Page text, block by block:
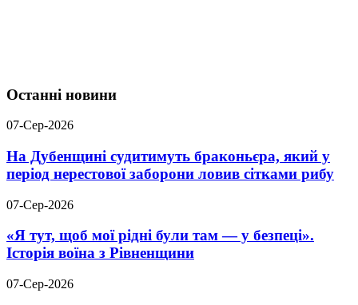
Останні новини
07-Сер-2026
На Дубенщині судитимуть браконьєра, який у
період нерестової заборони ловив сітками рибу
07-Сер-2026
«Я тут, щоб мої рідні були там — у безпеці».
Історія воїна з Рівненщини
07-Сер-2026